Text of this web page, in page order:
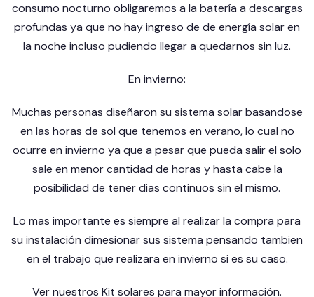
consumo nocturno obligaremos a la batería a descargas
profundas ya que no hay ingreso de de energía solar en
la noche incluso pudiendo llegar a quedarnos sin luz.
En invierno:
Muchas personas diseñaron su sistema solar basandose
en las horas de sol que tenemos en verano, lo cual no
ocurre en invierno ya que a pesar que pueda salir el solo
sale en menor cantidad de horas y hasta cabe la
posibilidad de tener dias continuos sin el mismo.
Lo mas importante es siempre al realizar la compra para
su instalación dimesionar sus sistema pensando tambien
en el trabajo que realizara en invierno si es su caso.
Ver nuestros Kit solares para mayor información.